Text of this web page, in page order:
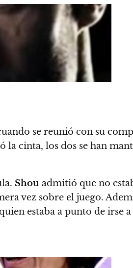
se reunió con su
la cinta, los dos se han
Shou admitió que no
vez sobre el juego.
estaba a punto de irse a